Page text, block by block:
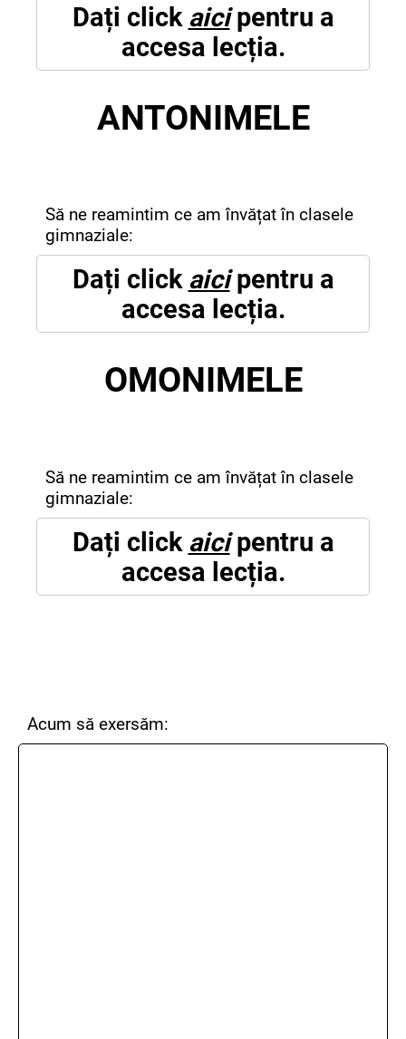
Dați click aicipentru a
accesa lecția.
ANTONIMELE
Să ne reamintim ce am învățat în clasele
gimnaziale:
Dați click aicipentru a
accesa lecția.
OMONIMELE
Să ne reamintim ce am învățat în clasele
gimnaziale:
Dați click aicipentru a
accesa lecția.
Acum să exersăm: